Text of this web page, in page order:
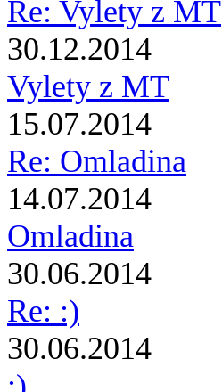
Re: Vylety z MT
30.12.2014
Vylety z MT
15.07.2014
Re: Omladina
14.07.2014
Omladina
30.06.2014
Re: :)
30.06.2014